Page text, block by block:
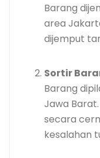
Barang
area
dijemput
Sortir
Barang
Jawa
secara
kesalahan